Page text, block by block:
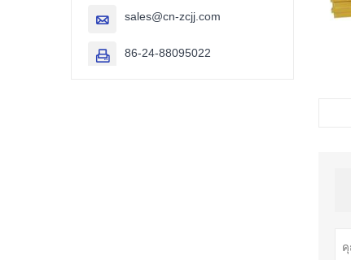
 sales@cn-zcjj.com
 86-24-88095022